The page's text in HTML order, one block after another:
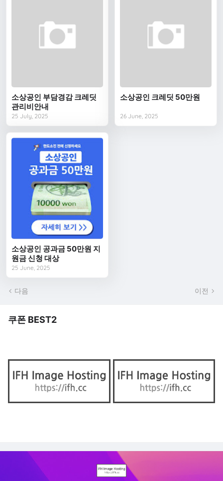
소상공인 부담경감 크레딧
관리비안내
25 July, 2025
소상공인 크레딧 50만원
26 June, 2025
소상공인 공과금 50만원 지
원금 신청 대상
25 June, 2025
다음 이전
쿠폰 BEST2